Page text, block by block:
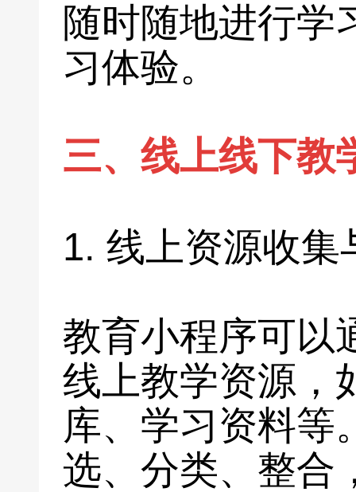
随时随地进行学
习体验。
三、线上线下教
1. 线上资源收集
教育小程序可以
线上教学资源，
库、学习资料等
选、分类、整合